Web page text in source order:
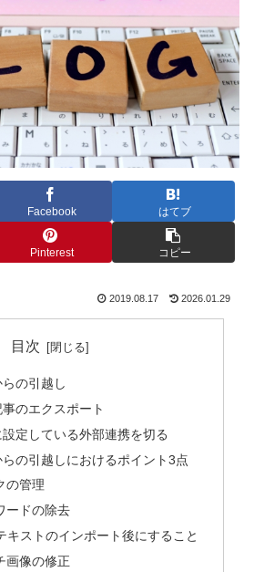
Facebook はてブ
Pinterest コピー
2019.08.17 2026.01.29
目次
の引越し
のエクスポート
定している外部連携を切る
の引越しにおけるポイント3点
の管理
ードの除去
キストのインポート後にすること
画像の修正